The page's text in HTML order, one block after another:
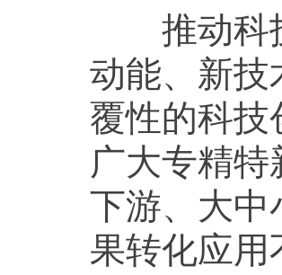
推动科技
动能、新
覆性的科
广大专精
下游、大
果转化应